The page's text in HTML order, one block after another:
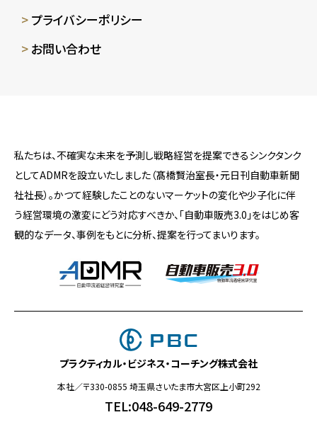
プライバシーポリシー
お問い合わせ
私たちは、不確実な未来を予測し戦略経営を提案できるシンクタンク
としてADMRを設立いたしました（髙橋賢治室長・元日刊自動車新聞
社社長）。かつて経験したことのないマーケットの変化や少子化に伴
う経営環境の激変にどう対応すべきか、「自動車販売3.0」をはじめ客
観的なデータ、事例をもとに分析、提案を行ってまいります。
プラクティカル・ビジネス・コーチング株式会社
本社／〒330-0855 埼玉県さいたま市大宮区上小町292
TEL:048-649-2779